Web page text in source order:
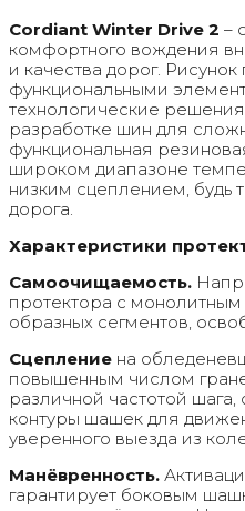
Cordiant Winter Drive 2 –
комфортного вождения
и качества дорог.
функциональными
технологические
разработке шин для
функциональная
широком диапазоне
низким сцеплением, будь
дорога.
Характеристики
Самоочищаемость.
протектора с
образных сегментов,
Сцепление на
повышенным числом
различной частотой
контуры шашек для
уверенного выезда из
Манёвренность.
гарантирует боковым